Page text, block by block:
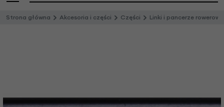
Strona główna Akcesoria i części Części Linki i pancerze rowerowe